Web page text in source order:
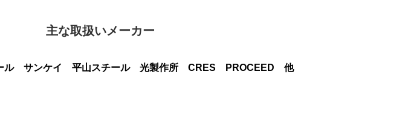
主な取扱いメーカー
ル サンケイ 平山スチール 光製作所 CRES PROCEED 他